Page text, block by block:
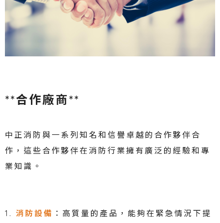
**合作廠商**
中正消防與一系列知名和信譽卓越的合作夥伴合
作，這些合作夥伴在消防行業擁有廣泛的經驗和專
業知識。
1. 消防設備 ：高質量的產品，能夠在緊急情況下提